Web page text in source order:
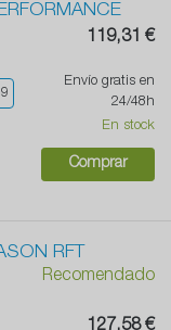
119,31 €
Envío gratis en
24/48h
En stock
Comprar
RFT
Recomendado